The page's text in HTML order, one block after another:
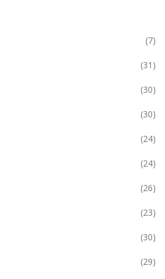
(7)
(31)
(30)
(30)
(24)
(24)
(26)
(23)
(30)
(29)